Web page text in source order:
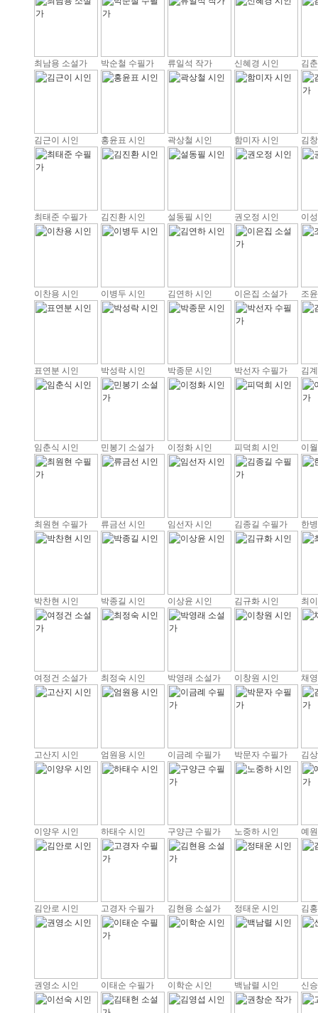
최남용 소설가 박순철 수필가 류일석 작가 신혜경 시인 김
김근이 시인 홍윤표 시인 곽상철 시인 함미자 시인 김
최태준 수필가 김진환 시인 설동필 시인 권오정 시인 이
이찬용 시인 이병두 시인 김연하 시인 이은집 소설가 조
표연분 시인 박성락 시인 박종문 시인 박선자 수필가 김
임춘식 시인 민봉기 소설가 이정화 시인 피덕희 시인 이
최원현 수필가 류금선 시인 임선자 시인 김종길 수필가 한
박찬현 시인 박종길 시인 이상윤 시인 김규화 시인 최
여정건 소설가 최정숙 시인 박영래 소설가 이창원 시인 채
고산지 시인 엄원용 시인 이금례 수필가 박문자 수필가 김
이양우 시인 하태수 시인 구양근 수필가 노중하 시인 예
김안로 시인 고경자 수필가 김현용 소설가 정태운 시인 김
권영소 시인 이태순 수필가 이학순 시인 백남렬 시인 신